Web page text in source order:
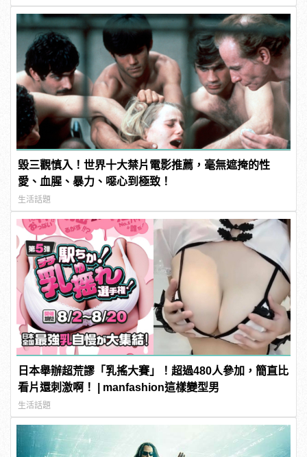
毀三觀慎入！世界十大禁片電影推薦，毫無遮掩的性
愛、血腥、暴力、噁心到極致！
生活話題
日本舉辦超荒謬「乳搖大賽」！超過480人參加，簡直比
看片還刺激啊！ | manfashion這樣變型男
生活話題